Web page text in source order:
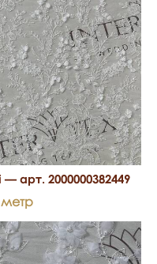
— арт. 2000000382449
метр